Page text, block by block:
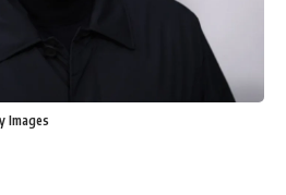
Images